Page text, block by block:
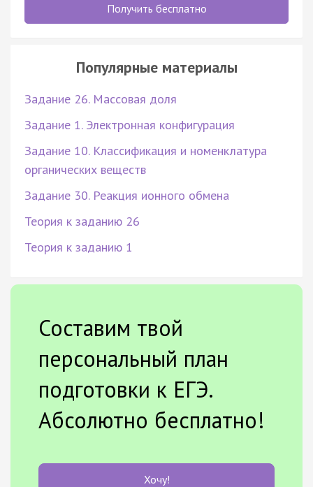
Получить бесплатно
Популярные материалы
Задание 26. Массовая доля
Задание 1. Электронная конфигурация
Задание 10. Классификация и номенклатура
органических веществ
Задание 30. Реакция ионного обмена
Теория к заданию 26
Теория к заданию 1
Составим твой
персональный план
подготовки к ЕГЭ.
Абсолютно бесплатно!
Хочу!